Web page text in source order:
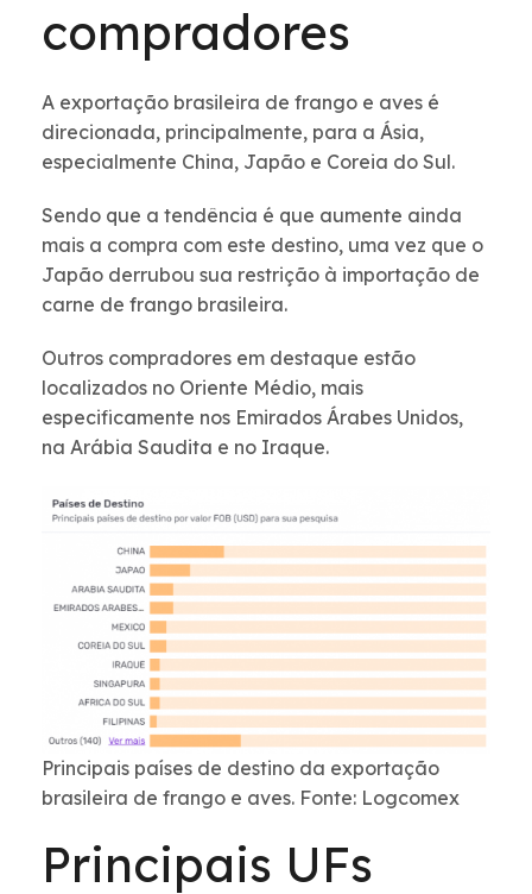
compradores
A exportação brasileira de frango e aves é
direcionada, principalmente, para a Ásia,
especialmente China, Japão e Coreia do Sul.
Sendo que a tendência é que aumente ainda
mais a compra com este destino, uma vez que o
Japão derrubou sua restrição à importação de
carne de frango brasileira.
Outros compradores em destaque estão
localizados no Oriente Médio, mais
especificamente nos Emirados Árabes Unidos,
na Arábia Saudita e no Iraque.
Principais países de destino da exportação
brasileira de frango e aves. Fonte: Logcomex
Principais UFs